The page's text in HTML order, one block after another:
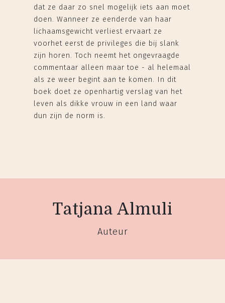
dat ze daar zo snel mogelijk iets aan moet
doen. Wanneer ze eenderde van haar
lichaamsgewicht verliest ervaart ze
voorhet eerst de privileges die bij slank
zijn horen. Toch neemt het ongevraagde
commentaar alleen maar toe - al helemaal
als ze weer begint aan te komen. In dit
boek doet ze openhartig verslag van het
leven als dikke vrouw in een land waar
dun zijn de norm is.
Tatjana Almuli
Auteur